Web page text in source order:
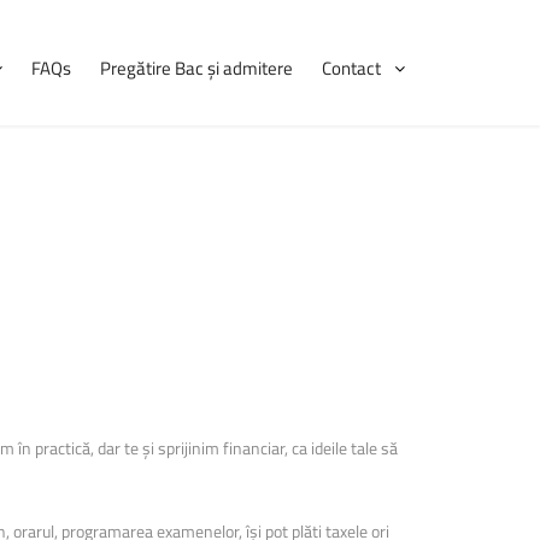
FAQs Pregătire Bac și admitere Contact
în practică, dar te și sprijinim financiar, ca ideile tale să
programarea examenelor, își pot plăti taxele ori